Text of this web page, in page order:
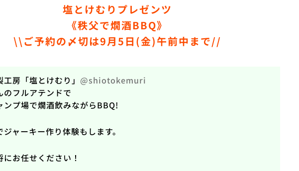
塩とけむりプレゼンツ
《秩父で燗酒BBQ》
\\ご予約の〆切は9月5日(金)午前中まで//
房「塩とけむり」 @shiotokemuri
のフルアテンドで
ンプ場で燗酒飲みながらBBQ!
ャーキー作り体験もします。
お任せください！